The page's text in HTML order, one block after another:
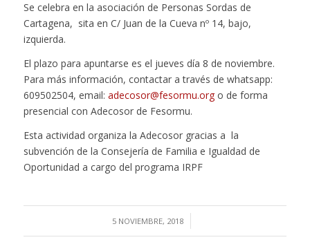
Se celebra en la asociación de Personas Sordas de
Cartagena, sita en C/ Juan de la Cueva nº 14, bajo,
izquierda.
El plazo para apuntarse es el jueves día 8 de noviembre.
Para más información, contactar a través de whatsapp:
609502504, email: adecosor@fesormu.orgo de forma
presencial con Adecosor de Fesormu.
Esta actividad organiza la Adecosor gracias a la
subvención de la Consejería de Familia e Igualdad de
Oportunidad a cargo del programa IRPF
5 NOVIEMBRE, 2018
/